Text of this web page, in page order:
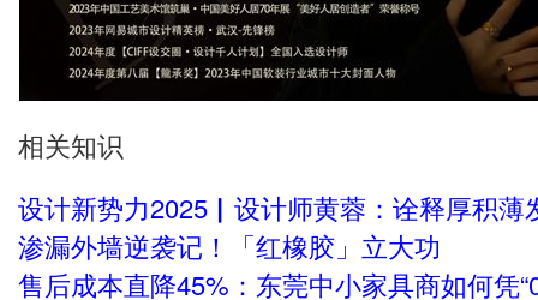
畏，持续热爱，她正以专业和匠心为笔，不
图，绘就更加绚烂的轨迹。